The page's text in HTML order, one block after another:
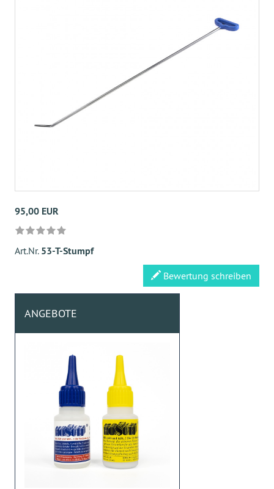
95,00 EUR
Art.Nr. 53-T-Stumpf
Bewertung schreiben
ANGEBOTE